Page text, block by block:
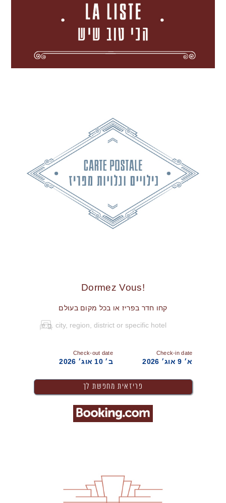
!Dormez Vous
קחו חדר בפריז או בכל מקום בעולם
Check-in date
א׳ 9 אוג׳ 2026
Check-out date
ב׳ 10 אוג׳ 2026